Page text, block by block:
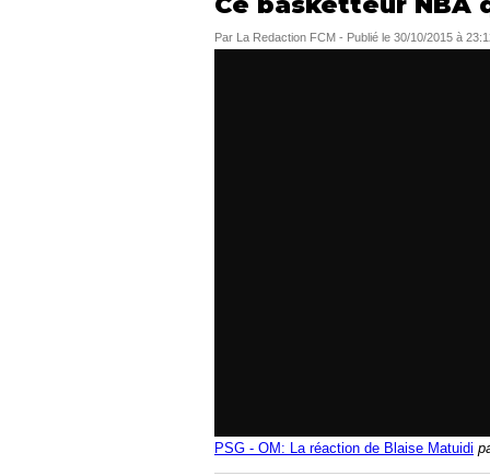
Par La Redaction FCM - Publié le 30/10/2015 à
PSG - OM: La réaction de Blaise Matuidi